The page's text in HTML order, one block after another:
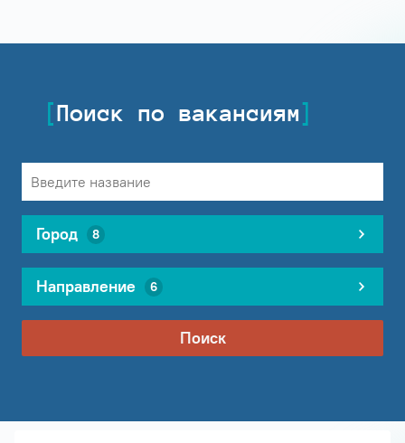
Поиск по вакансиям
Город 8
Направление 6
Поиск